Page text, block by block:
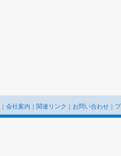
会社案内 関連リンク お問い合わせ